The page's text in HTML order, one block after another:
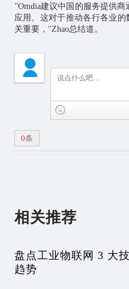
"Omdia建议中国的服务提供
应用。这对于推动各行各业
关重要，"Zhao总结道。
0条
相关推荐
盘点工业物联网 3 大
趋势